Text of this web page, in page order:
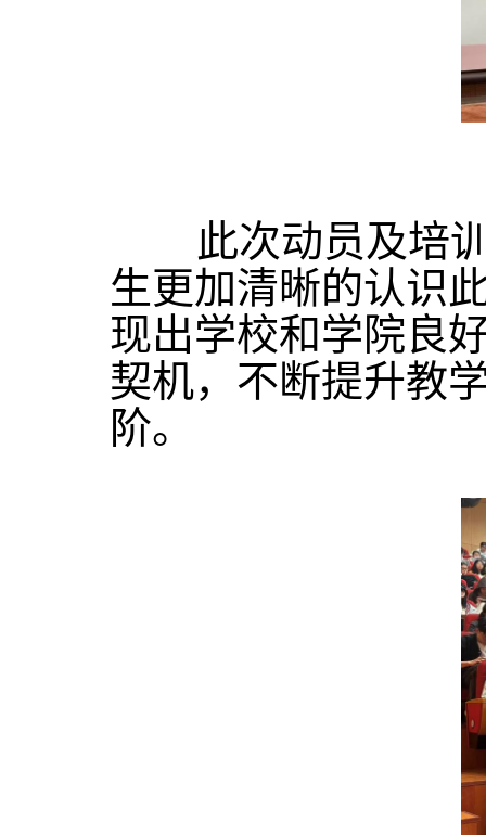
此次动员及培训
生更加清晰的认识
现出学校和学院良
契机，不断提升教
阶。